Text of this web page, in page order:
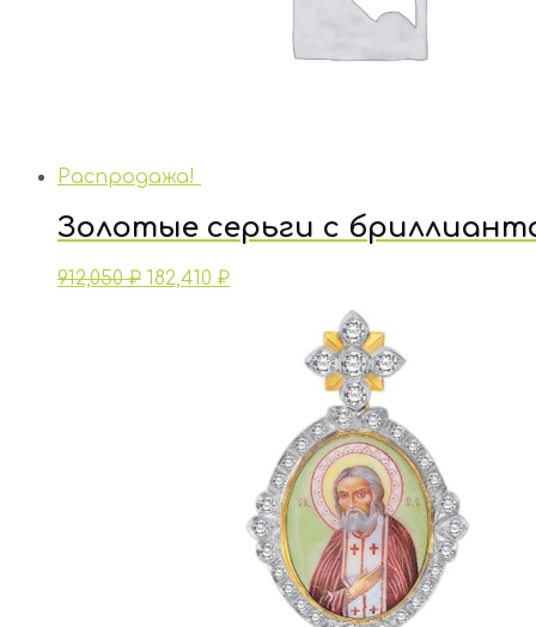
Распродажа!
Золотые серьги с
912,050₽ 182,410 ₽